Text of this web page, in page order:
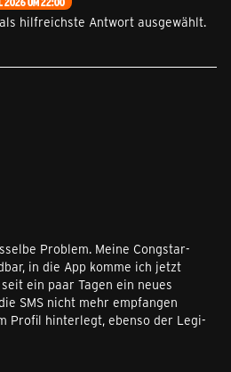
als hilfreichste Antwort ausgewählt.
Problem. Meine Congstar-
in die App komme ich jetzt
ein paar Tagen ein neues
SMS nicht mehr empfangen
Profil hinterlegt, ebenso der Legi-